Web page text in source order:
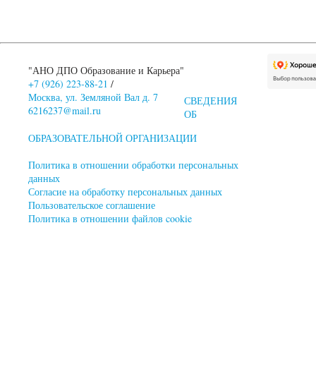
"АНО ДПО Образование и Карьера"
+7 (926) 223-88-21 /
Москва, ул. Земляной Вал д. 7
6216237@mail.ru
СВЕДЕНИЯ
ОБ
ОБРАЗОВАТЕЛЬНОЙ ОРГАНИЗАЦИИ
Политика в отношении обработки персональных
данных
Согласие на обработку персональных данных
Пользовательское соглашение
Политика в отношении файлов cookie